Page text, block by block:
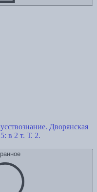
Дворянская
в 2 т. Т. 2.